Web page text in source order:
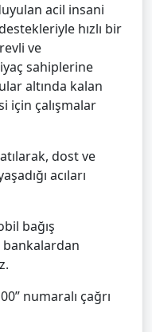
acil insani
hızlı bir
ve
sahiplerine
altında kalan
için çalışmalar
dost ve
acıları
bağış
bankalardan
numaralı çağrı